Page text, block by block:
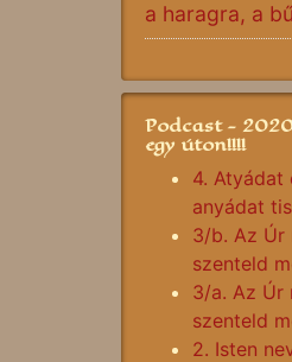
a haragra, a
Podcast -
egy úton!!!!
4. Atyádat
anyádat
3/b. Az Úr
szenteld
3/a. Az Úr
szenteld
2. Isten